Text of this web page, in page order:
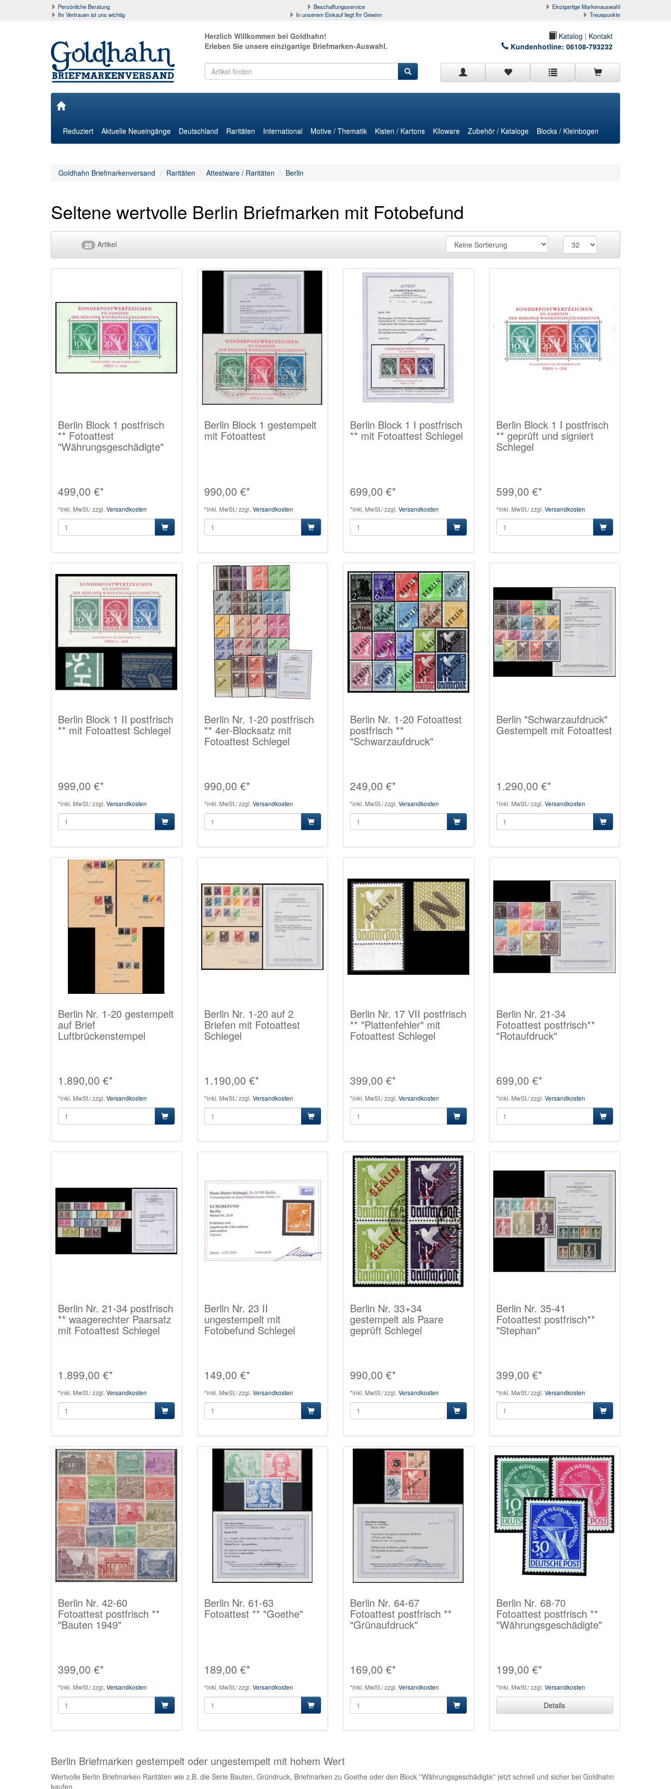
Persönliche Beratung Beschaffungsservice
Einzigartige Markenauswahl
Ihr Vertrauen ist uns wichtig
In unserem Einkauf liegt Ihr Gewinn Treuepunkte
Herzlich Willkommen bei Goldhahn!
Erleben Sie unsere einzigartige Briefmarken-Auswahl.
Katalog | Kontakt
Kundenhotline: 06108-793232
Reduziert Aktuelle Neueingänge Deutschland Raritäten International Motive / Thematik Kisten / Kartons Kiloware Zubehör / Kataloge Blocks / Kleinbogen
Goldhahn Briefmarkenversand Raritäten Attestware / Raritäten Berlin
Seltene wertvolle Berlin Briefmarken mit Fotobefund
20 Artikel
Berlin Block 1 postfrisch
** Fotoattest
"Währungsgeschädigte"
499,00 €*
*inkl. MwSt./ zzgl. Versandkosten
Berlin Block 1 gestempelt
mit Fotoattest
990,00 €*
*inkl. MwSt./ zzgl. Versandkosten
Berlin Block 1 I postfrisch
** mit Fotoattest Schlegel
699,00 €*
*inkl. MwSt./ zzgl. Versandkosten
Berlin Block 1 I postfrisch
** geprüft und signiert
Schlegel
599,00 €*
*inkl. MwSt./ zzgl. Versandkosten
Berlin Block 1 II postfrisch
** mit Fotoattest Schlegel
999,00 €*
*inkl. MwSt./ zzgl. Versandkosten
Berlin Nr. 1-20 postfrisch
** 4er-Blocksatz mit
Fotoattest Schlegel
990,00 €*
*inkl. MwSt./ zzgl. Versandkosten
Berlin Nr. 1-20 Fotoattest
postfrisch **
"Schwarzaufdruck"
249,00 €*
*inkl. MwSt./ zzgl. Versandkosten
Berlin "Schwarzaufdruck"
Gestempelt mit Fotoattest
1.290,00 €*
*inkl. MwSt./ zzgl. Versandkosten
Berlin Nr. 1-20 gestempelt
auf Brief
Luftbrückenstempel
1.890,00 €*
*inkl. MwSt./ zzgl. Versandkosten
Berlin Nr. 1-20 auf 2
Briefen mit Fotoattest
Schlegel
1.190,00 €*
*inkl. MwSt./ zzgl. Versandkosten
Berlin Nr. 17 VII postfrisch
** "Plattenfehler" mit
Fotoattest Schlegel
399,00 €*
*inkl. MwSt./ zzgl. Versandkosten
Berlin Nr. 21-34
Fotoattest postfrisch**
"Rotaufdruck"
699,00 €*
*inkl. MwSt./ zzgl. Versandkosten
Berlin Nr. 21-34 postfrisch
** waagerechter Paarsatz
mit Fotoattest Schlegel
1.899,00 €*
*inkl. MwSt./ zzgl. Versandkosten
Berlin Nr. 23 II
ungestempelt mit
Fotobefund Schlegel
149,00 €*
*inkl. MwSt./ zzgl. Versandkosten
Berlin Nr. 33+34
gestempelt als Paare
geprüft Schlegel
990,00 €*
*inkl. MwSt./ zzgl. Versandkosten
Berlin Nr. 35-41
Fotoattest postfrisch**
"Stephan"
399,00 €*
*inkl. MwSt./ zzgl. Versandkosten
Berlin Nr. 42-60
Fotoattest postfrisch **
"Bauten 1949"
399,00 €*
*inkl. MwSt./ zzgl. Versandkosten
Berlin Nr. 61-63
Fotoattest ** "Goethe"
189,00 €*
*inkl. MwSt./ zzgl. Versandkosten
Berlin Nr. 64-67
Fotoattest postfrisch **
"Grünaufdruck"
169,00 €*
*inkl. MwSt./ zzgl. Versandkosten
Berlin Nr. 68-70
Fotoattest postfrisch **
"Währungsgeschädigte"
199,00 €*
*inkl. MwSt./ zzgl. Versandkosten
Details
Berlin Briefmarken gestempelt oder ungestempelt mit hohem Wert
Wertvolle Berlin Briefmarken Raritäten wie z.B. die Serie Bauten, Gründruck, Briefmarken zu Goethe oder den Block ''Währungsgeschädigte'' jetzt schnell und sicher bei Goldhahn
kaufen.